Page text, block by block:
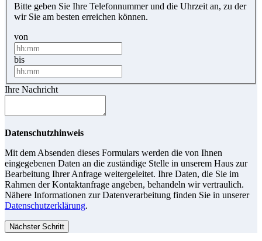
Bitte geben Sie Ihre Telefonnummer und die Uhrzeit an, zu der
wir Sie am besten erreichen können.
von
bis
Ihre Nachricht
Datenschutzhinweis
Mit dem Absenden dieses Formulars werden die von Ihnen
eingegebenen Daten an die zuständige Stelle in unserem Haus zur
Bearbeitung Ihrer Anfrage weitergeleitet. Ihre Daten, die Sie im
Rahmen der Kontaktanfrage angeben, behandeln wir vertraulich.
Nähere Informationen zur Datenverarbeitung finden Sie in unserer
Datenschutzerklärung.
Nächster Schritt